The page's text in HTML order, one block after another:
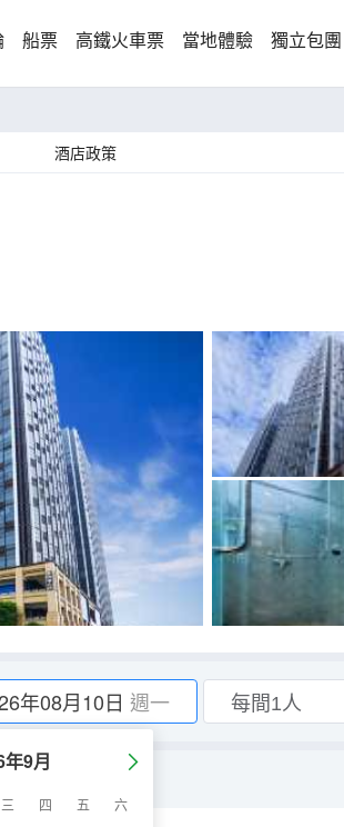
船票 高鐵火車票 當地體驗 獨立包團
酒店政策
年08月10日 週一
9月
三 四 五
六